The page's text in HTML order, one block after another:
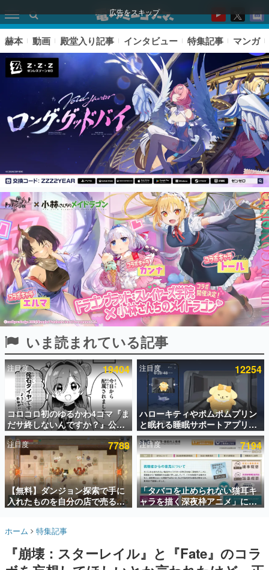
広告をスキップ
ピックアップ
電ファミのいま読まれている記事ランキング
アプリセール情報
インタビュー
連載・特集一覧
殿堂入り記事
SNS拡散数が数千以上！ ページビュー数万以上！ などな
ど。多くの人々に読まれた、電ファミ渾身の“殿堂入り”記
事をまとめました。
ゲームの企画書
名作ゲームクリエイターの方々に製作時のエピソードをお
聞きし、ヒットする企画（ゲーム）とは何か？を探ってい
きます。
赫本
この物語を解いてはいけない。『赫本』は、〈試験問題〉
の形をした短編ホラー小説集です。
新世代に訊く
これからのデジタルゲーム市場を担う若きクリエイター達
の姿を追い、彼らのルーツと情熱を探っていきます。
日本のコンテンツ産業やカルチャーに与えた影響を探る企
画です。
赫本 動画 殿堂入り記事 インタビュー 特集記事 マンガ
いま読まれている記事
注目度 19404
コロコロ初のゆるかわ4コマ『ま
だサ終しないんですか？』公開
スタート。主人公は新入社員の
侘石ダイヤ、ゲーム会社を舞台
にトラブルへ対応する社員たち
を描く
注目度 12254
ハローキティやポムポムプリン
と眠れる睡眠サポートアプリ
『ゆめたび』が配信中。キャラ
ごとのASMRや目覚ましアラー
ムも搭載
注目度 7788
【無料】ダンジョン探索で手に
入れたものを自分の店で売るゲ
ーム『Moonlighter』がSteam
『Moonlighter 2』の9月2日正
ーン
注目度 7194
「タバコを止められない猫耳キ
ャラを描く深夜枠アニメ」に視
聴者の一部から批判意見。違法
ホーム 特集記事
『崩壊：スターレイル』と『Fate』のコラ